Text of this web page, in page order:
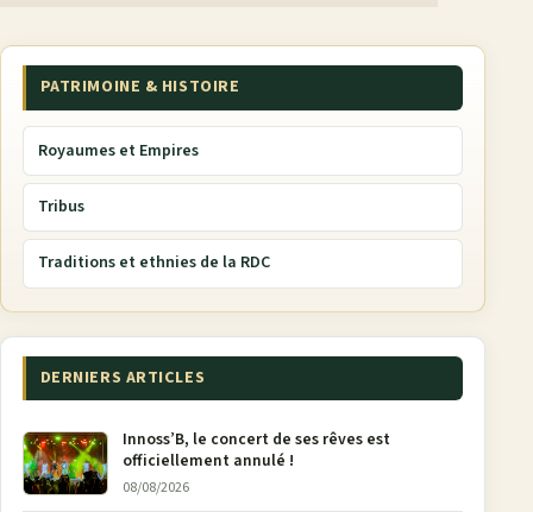
PATRIMOINE & HISTOIRE
Royaumes et Empires
Tribus
Traditions et ethnies de la RDC
DERNIERS ARTICLES
Innoss’B, le concert de ses rêves est
officiellement annulé !
08/08/2026